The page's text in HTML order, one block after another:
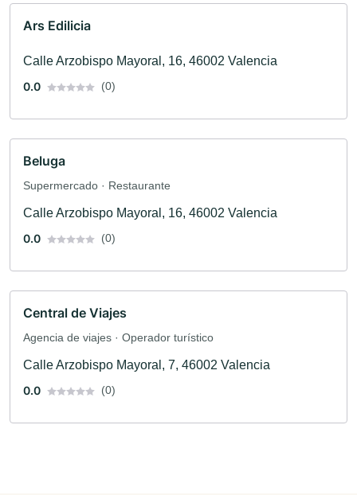
Ars Edilicia
Calle Arzobispo Mayoral, 16, 46002 Valencia
0.0
(0)
Beluga
Supermercado · Restaurante
Calle Arzobispo Mayoral, 16, 46002 Valencia
0.0
(0)
Central de Viajes
Agencia de viajes · Operador turístico
Calle Arzobispo Mayoral, 7, 46002 Valencia
0.0
(0)